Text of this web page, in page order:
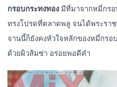
กรอบกระทงทอง มีที่มาจากหมี่กรอ
ทรงโปรดที่ตลาดพลู จนได้พระรา
จานนี้ก็ยังคงหัวใจหลักของหมี่กรอ
ด้วยผิวส้มซ่า อร่อยพอดีคำ